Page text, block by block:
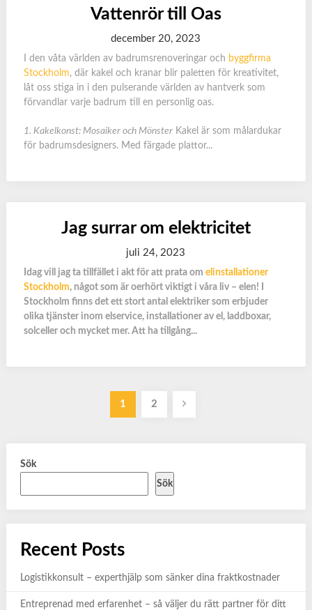
Vattenrör till Oas
december 20, 2023
I den våta världen av badrumsrenoveringar och byggfirma
Stockholm, där kakel och kranar blir paletten för kreativitet,
låt oss stiga in i den pulserande världen av hantverk som
förvandlar varje badrum till en personlig oas.
1. Kakelkonst: Mosaiker och MönsterKakel är som målardukar
för badrumsdesigners. Med färgade plattor...
Jag surrar om elektricitet
juli 24, 2023
Idag vill jag ta tillfället i akt för att prata om elinstallationer
Stockholm, något som är oerhört viktigt i våra liv – elen! I
Stockholm finns det ett stort antal elektriker som erbjuder
olika tjänster inom elservice, installationer av el, laddboxar,
solceller och mycket mer. Att ha tillgång...
1 2
Sök
Sök
Recent Posts
Logistikkonsult – experthjälp som sänker dina fraktkostnader
Entreprenad med erfarenhet – så väljer du rätt partner för ditt